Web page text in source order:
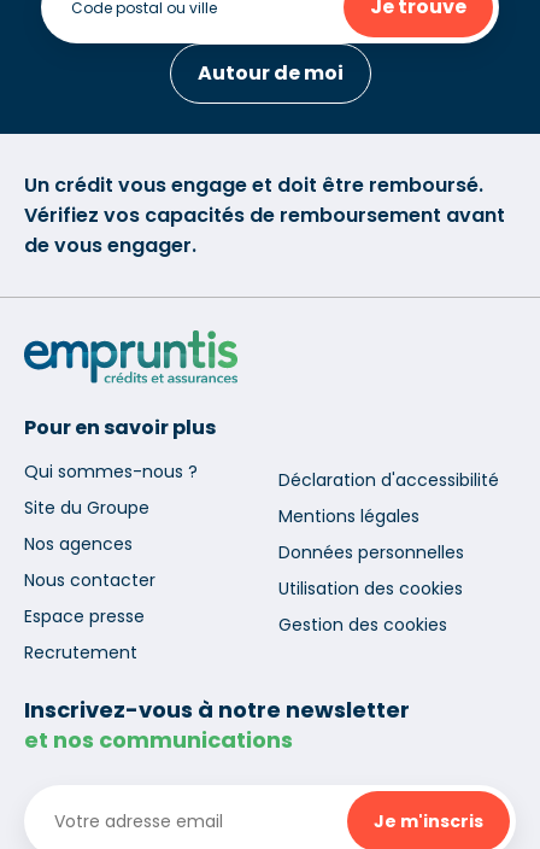
Je trouve
Autour de moi
Un crédit vous engage et doit être remboursé.
Vérifiez vos capacités de remboursement avant
de vous engager.
Pour en savoir plus
Qui sommes-nous ?
Site du Groupe
Nos agences
Nous contacter
Espace presse
Recrutement
Déclaration d'accessibilité
Mentions légales
Données personnelles
Utilisation des cookies
Gestion des cookies
Inscrivez-vous à notre newsletter
et nos communications